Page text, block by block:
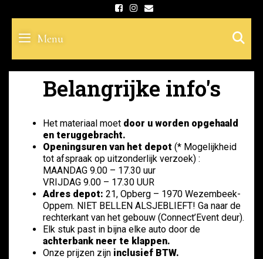
contentMenu
Belangrijke info's
Het materiaal moet door u worden opgehaald
en teruggebracht.
Openingsuren van het depot (* Mogelijkheid
tot afspraak op uitzonderlijk verzoek) :
MAANDAG 9.00 – 17.30 uur
VRIJDAG 9.00 – 17.30 UUR
Adres depot: 21, Opberg – 1970 Wezembeek-
Oppem. NIET BELLEN ALSJEBLIEFT! Ga naar de
rechterkant van het gebouw (Connect’Event deur).
Elk stuk past in bijna elke auto door de
achterbank neer te klappen.
Onze prijzen zijn inclusief BTW.